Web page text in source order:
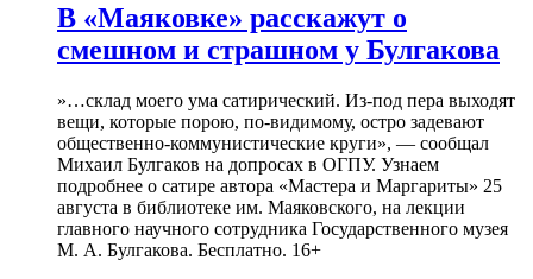
В «Маяковке» расскажут о
смешном и страшном у Булгакова
»…склад моего ума сатирический. Из-под пера выходят
вещи, которые порою, по-видимому, остро задевают
общественно-коммунистические круги», — сообщал
Михаил Булгаков на допросах в ОГПУ. Узнаем
подробнее о сатире автора «Мастера и Маргариты» 25
августа в библиотеке им. Маяковского, на лекции
главного научного сотрудника Государственного музея
М. А. Булгакова. Бесплатно. 16+